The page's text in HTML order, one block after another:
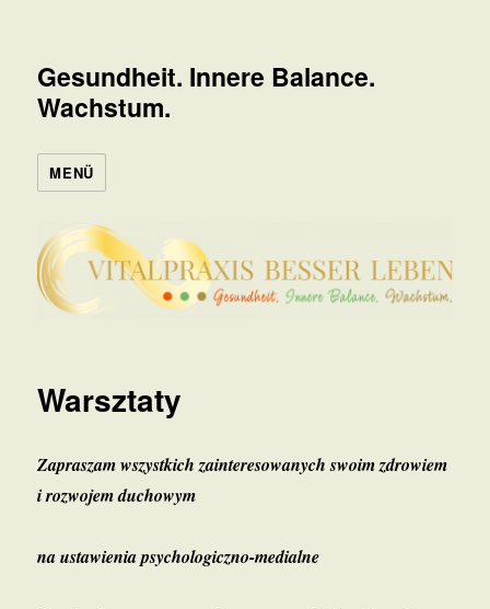
Gesundheit. Innere Balance.
Wachstum.
MENÜ
Warsztaty
Zapraszam wszystkich zainteresowanych swoim zdrowiem
i rozwojem duchowym
na ustawienia psychologiczno-medialne